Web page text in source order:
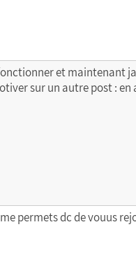
et maintenant
sur un autre post :
permets dc de vouus